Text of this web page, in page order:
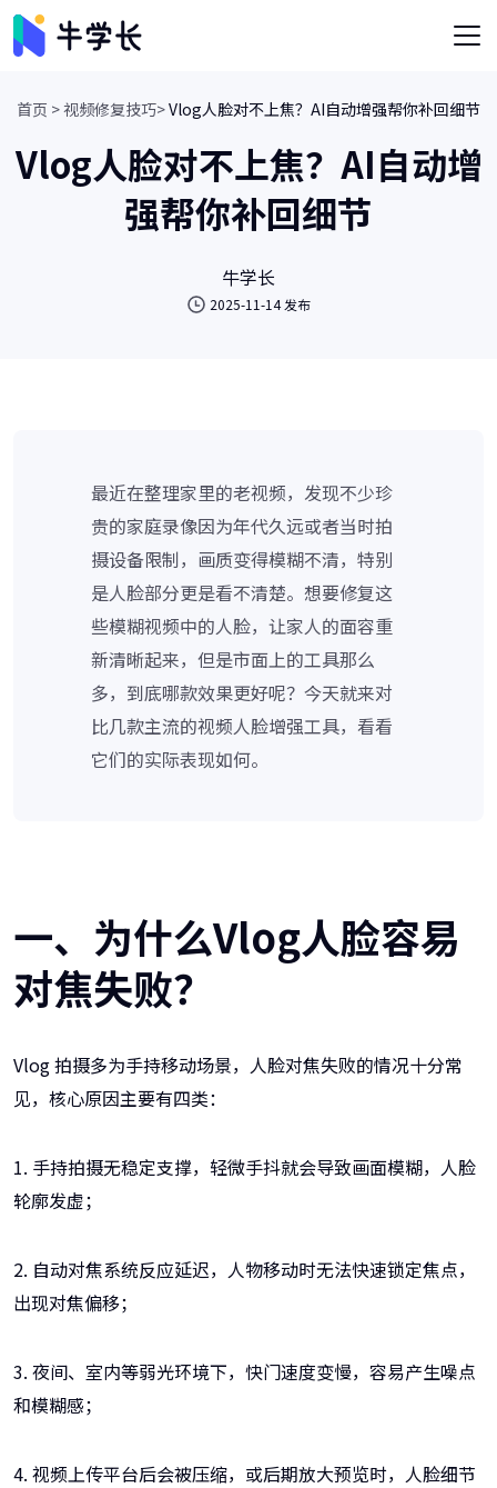
首页 >视频修复技巧>Vlog人脸对不上焦？AI自动增强帮你补回细节
Vlog人脸对不上焦？AI自动增
强帮你补回细节
牛学长
2025-11-14 发布
最近在整理家里的老视频，发现不少珍
贵的家庭录像因为年代久远或者当时拍
摄设备限制，画质变得模糊不清，特别
是人脸部分更是看不清楚。想要修复这
些模糊视频中的人脸，让家人的面容重
新清晰起来，但是市面上的工具那么
多，到底哪款效果更好呢？今天就来对
比几款主流的视频人脸增强工具，看看
它们的实际表现如何。
一、为什么Vlog人脸容易
对焦失败？
Vlog 拍摄多为手持移动场景，人脸对焦失败的情况十分常
见，核心原因主要有四类：
1. 手持拍摄无稳定支撑，轻微手抖就会导致画面模糊，人脸
轮廓发虚；
2. 自动对焦系统反应延迟，人物移动时无法快速锁定焦点，
出现对焦偏移；
3. 夜间、室内等弱光环境下，快门速度变慢，容易产生噪点
和模糊感；
4. 视频上传平台后会被压缩，或后期放大预览时，人脸细节